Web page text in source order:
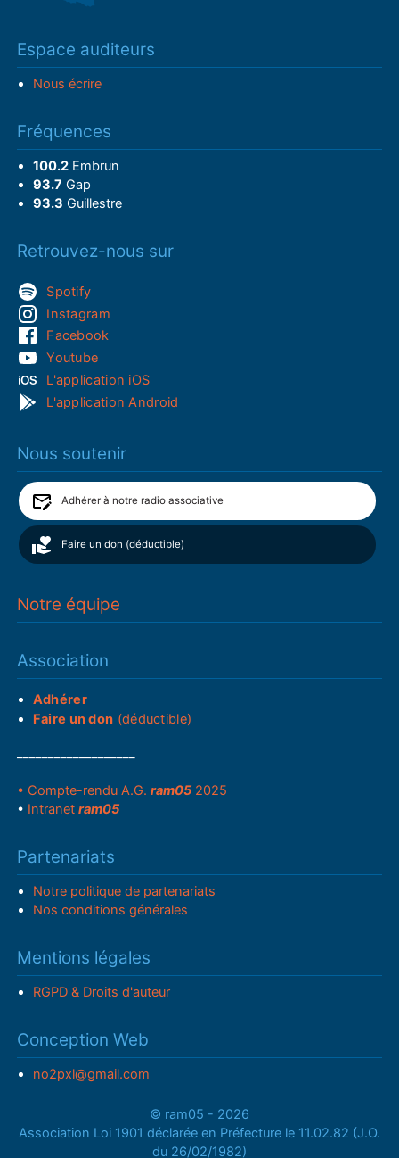
Espace auditeurs
Nous écrire
Fréquences
100.2Embrun
93.7 Gap
93.3 Guillestre
Retrouvez-nous sur
Spotify
Instagram
Facebook
Youtube
L'application iOS
L'application Android
Nous soutenir
Adhérer à notre radio associative
Faire un don (déductible)
Notre équipe
Association
Adhérer
Faire un don (déductible)
• Compte-rendu A.G.ram05 2025
• Intranetram05
Partenariats
Notre politique de partenariats
Nos conditions générales
Mentions légales
RGPD & Droits d'auteur
Conception Web
no2pxl@gmail.com
© ram05 - 2026
Association Loi 1901 déclarée en Préfecture le 11.02.82 (J.O.
du 26/02/1982)